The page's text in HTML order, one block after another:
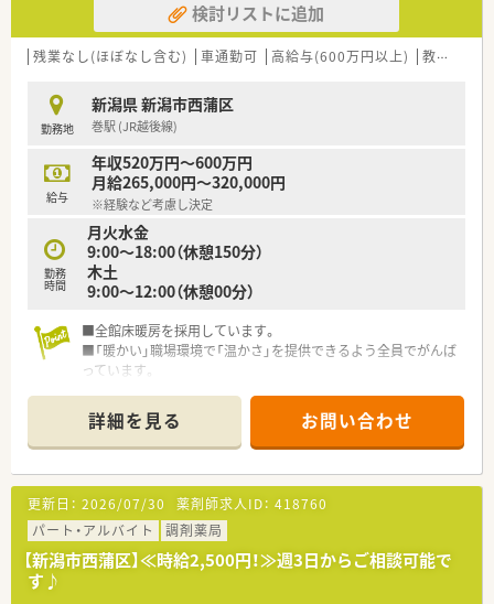
検討リストに追加
残業なし(ほぼなし含む) 車通勤可 高給与(600万円以上) 教育制度あり
勤務地
新潟県 新潟市西蒲区
巻駅 (JR越後線)
給与
年収520万円～600万円
月給265,000円～320,000円
※経験など考慮し決定
勤務
時間
月火水金
9:00〜18:00（休憩150分）
木土
9:00〜12:00（休憩00分）
■全館床暖房を採用しています。
■「暖かい」職場環境で「温かさ」を提供できるよう全員でがんば
っています。
詳細を見る お問い合わせ
更新日： 2026/07/30 薬剤師求人ID： 418760
パート・アルバイト
調剤薬局
【新潟市西蒲区】≪時給2,500円！≫週3日からご相談可能で
す♪